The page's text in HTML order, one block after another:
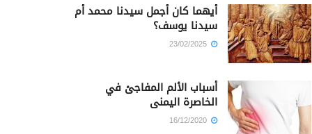
أيهما كان أجمل سيدنا محمد أم
سيدنا يوسف؟
أسباب الألم المفاجئ في
الخاصرة اليمنى